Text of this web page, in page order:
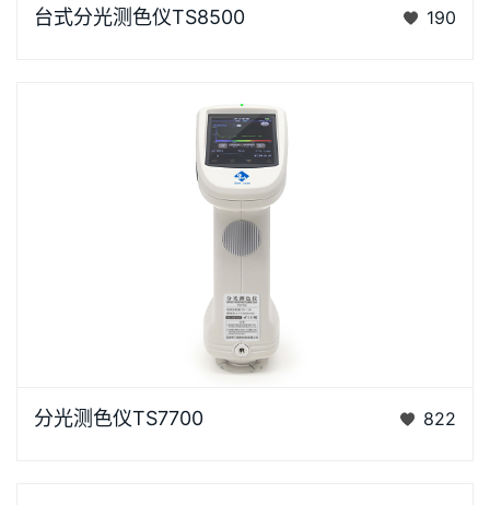
研发的分光测色仪，采用双阵列CMOS图像感应器具有
台式分光测色仪TS8500 190
仪是3nh公司花费3年时间、精心设计的、完…
分光测色仪TS7700 822